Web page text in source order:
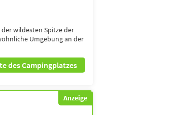
wildesten Spitze der
Umgebung an der
des Campingplatzes
Anzeige